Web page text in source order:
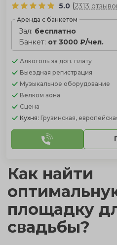
5.0 (2313
Аренда с банкетом
Зал: бесплатно
Банкет: от 3000 ₽/чел.
Алкоголь за доп. плату
Выездная регистрация
Музыкальное оборудование
Велком зона
Сцена
Кухня: Грузинская,
Как найти
площадку
свадьбы?